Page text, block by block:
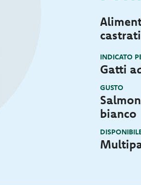
INDICATO
Gatti
GUSTO
bianco